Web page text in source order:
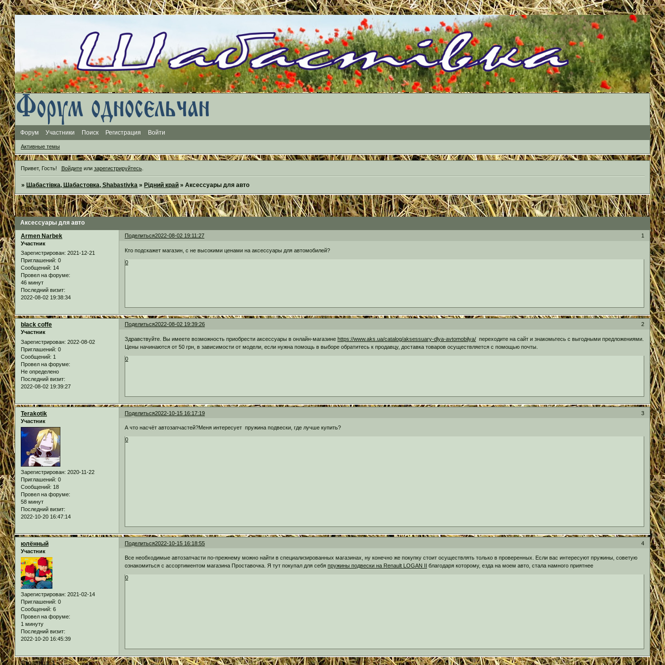
Форум Участники Поиск Регистрация Войти
Активные темы
Привет, Гость! Войдитеили зарегистрируйтесь.
»Шабастівка, Шабастовка, Shabastivka »Рідний край »Аксессуары для авто
Аксессуары для авто
Страница:1
Поделиться 1
2022-08-02 19:11:27
Armen Narbek
Участник
Зарегистрирован: 2021-12-21
Приглашений: 0
Сообщений: 14
Провел на форуме:
46 минут
Последний визит:
2022-08-02 19:38:34
Кто подскажет магазин, с не высокими ценами на аксессуары для автомобилей?
0
Поделиться 2
2022-08-02 19:39:26
black coffe
Участник
Зарегистрирован: 2022-08-02
Приглашений: 0
Сообщений: 1
Провел на форуме:
Не определено
Последний визит:
2022-08-02 19:39:27
Здравствуйте. Вы имеете возможность приобрести аксессуары в онлайн-магазинеhttps://www.aks.ua/catalog/aksessuary-dlya-avtomobilya/ переходите на сайт и знакомьтесь с выгодными предложениями.
Цены начинаются от 50 грн, в зависимости от модели, если нужна помощь в выборе обратитесь к продавцу, доставка товаров осуществляется с помощью почты.
0
Поделиться 3
2022-10-15 16:17:19
Terakotik
Участник
Зарегистрирован: 2020-11-22
Приглашений: 0
Сообщений: 18
Провел на форуме:
58 минут
Последний визит:
2022-10-20 16:47:14
А что насчёт автозапчастей?Меня интересует пружина подвески, где лучше купить?
0
Поделиться 4
2022-10-15 16:18:55
юлённый
Участник
Зарегистрирован: 2021-02-14
Приглашений: 0
Сообщений: 6
Провел на форуме:
1 минуту
Последний визит:
2022-10-20 16:45:39
Все необходимые автозапчасти по-прежнему можно найти в специализированных магазинах, ну конечно же покупку стоит осуществлять только в проверенных. Если вас интересуют пружины, советую
ознакомиться с ассортиментом магазина Проставочка. Я тут покупал для себяпружины подвески на Renault LOGAN IІ
благодаря которому, езда на моем авто, стала намного приятнее
0
Страница:1